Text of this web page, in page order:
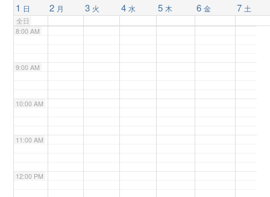
i
1 日 2 月 3 火 4 水 5 木 6 金 7 土
全日
8:00 AM
9:00 AM
10:00 AM
11:00 AM
12:00 PM